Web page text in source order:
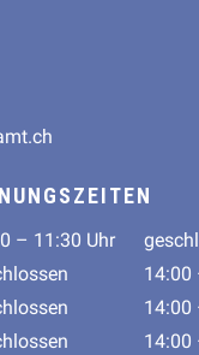
Nachmittag
– 11:30 Uhr
14:00
14:00
14:00